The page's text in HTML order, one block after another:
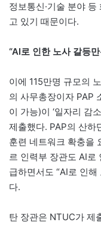
정보통신·기술 분야
고 있기 때문이다.
“AI로 인한 노사 갈등
이에 115만명 규모의
의 사무총장이자 PAP
이 가능)이 ‘일자리 감
제출했다. PAP의 산하
훈련 네트워크 확충을
르 인력부 장관도 AI로
급하면서도 “AI로 인
다.
탄 장관은 NTUC가 제